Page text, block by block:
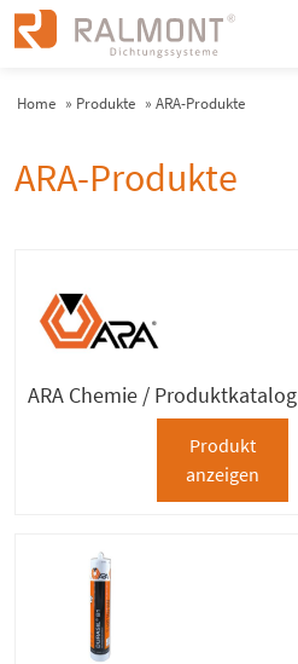
Home » Produkte » ARA-Produkte
ARA-Produkte
ARA Chemie / Produktkatalog
Produkt
anzeigen